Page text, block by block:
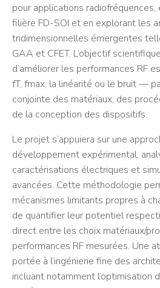
pour applications radiofréquences,
filière FD-SOI et en explorant les
tridimensionnelles émergentes
GAA et CFET. L’objectif
d’améliorer les performances RF
fT, fmax, la linéarité ou le bruit —
conjointe des matériaux, des
de la conception des dispositifs.
Le projet s’appuiera sur une
développement expérimental,
caractérisations électriques et
avancées. Cette méthodologie
mécanismes limitants propres à
de quantifier leur potentiel
direct entre les choix matériaux/
performances RF mesurées. Une
portée à l’ingénierie fine des
incluant notamment l’optimisation